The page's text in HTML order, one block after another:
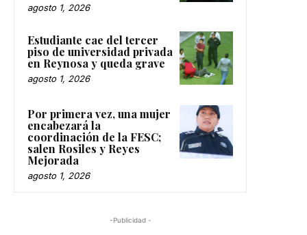
agosto 1, 2026
Estudiante cae del tercer
piso de universidad privada
en Reynosa y queda grave
agosto 1, 2026
Por primera vez, una mujer
encabezará la
coordinación de la FESC;
salen Rosiles y Reyes
Mejorada
agosto 1, 2026
-Publicidad -